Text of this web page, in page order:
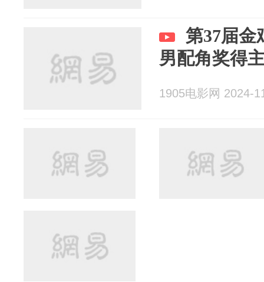
第37届金
男配角奖得
1905电影网 2024-